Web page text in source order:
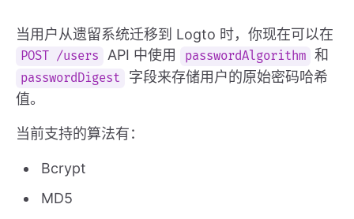
当用户从遗留系统迁移到 Logto 时，你现在可以在
POST /users API 中使用 passwordAlgorithm 和
passwordDigest
字段来存储用户的原始密码哈希
值。
当前支持的算法有：
Bcrypt
MD5